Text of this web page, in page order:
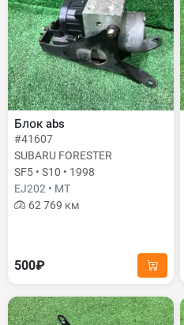
Блок abs
#41607
SUBARU FORESTER
SF5 • S10 • 1998
EJ202 • MT
62 769 км
500₽